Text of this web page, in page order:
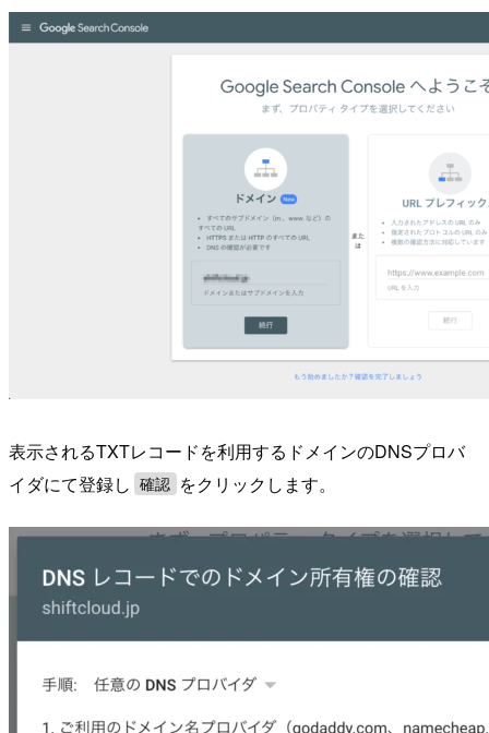
表示されるTXTレコードを利用するドメインのDNSプロバ
イダにて登録し
確認 をクリックします。